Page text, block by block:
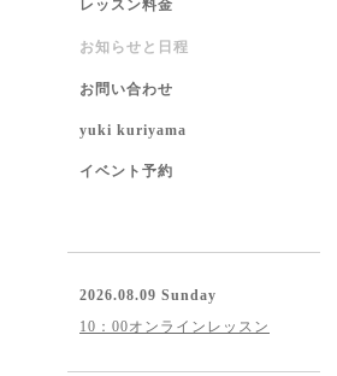
レッスン料金
お知らせと日程
お問い合わせ
yuki kuriyama
イベント予約
2026.08.09 Sunday
10：00オンラインレッスン